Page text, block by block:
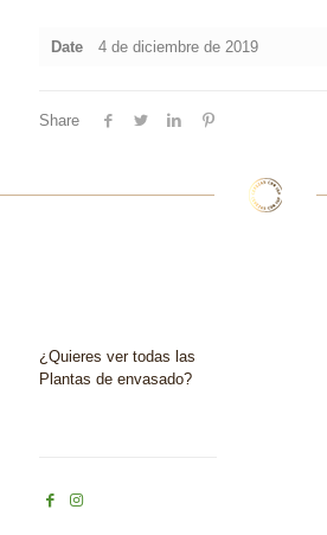
Date 4 de diciembre de 2019
Share
¿Quieres ver todas las
Plantas de envasado?